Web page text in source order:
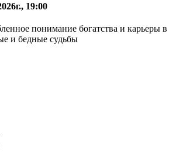
19:00
понимание богатства и карьеры в
и бедные судьбы